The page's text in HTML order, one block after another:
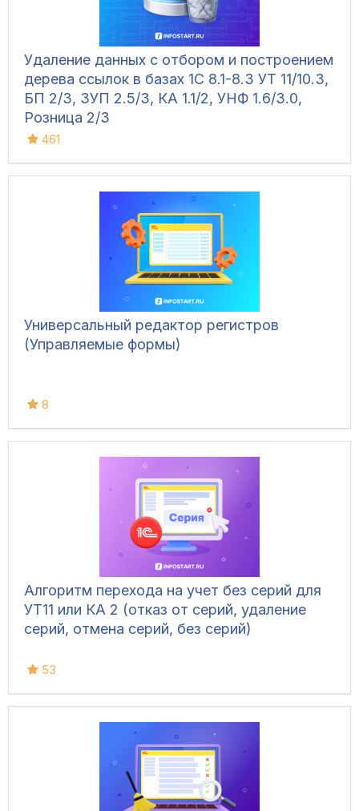
Удаление данных с отбором и построением
дерева ссылок в базах 1С 8.1-8.3 УТ 11/10.3,
БП 2/3, ЗУП 2.5/3, КА 1.1/2, УНФ 1.6/3.0,
Розница 2/3
461
Универсальный редактор регистров
(Управляемые формы)
8
Алгоритм перехода на учет без серий для
УТ11 или КА 2 (отказ от серий, удаление
серий, отмена серий, без серий)
53